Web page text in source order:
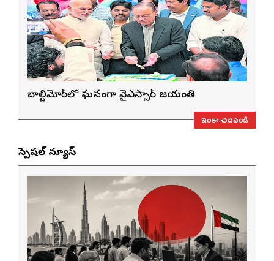
బాల్టిమోర్‌లో ఘనంగా వైఎస్సార్‌ జయంతి
ఇంకా చదవండి
స్పెషల్ న్యూస్